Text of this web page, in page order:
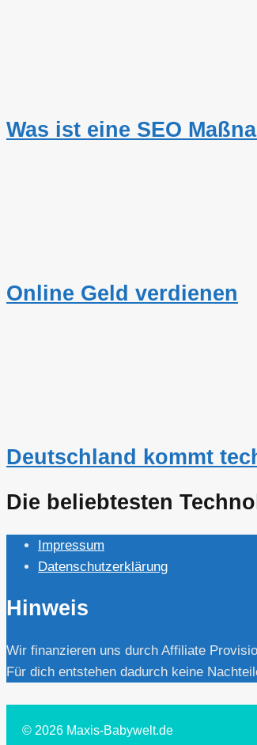
Was ist eine SEO
Online Geld verdienen
Deutschland kommt
Die beliebtesten
Impressum
Datenschutzerklärung
Hinweis
Wir finanzieren uns durch Affiliate
Für dich entstehen dadurch keine
© 2026 Maxis-Babywelt.de